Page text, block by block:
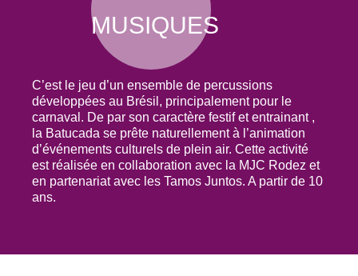
MUSIQUES
C’est le jeu d’un ensemble de percussions
développées au Brésil, principalement pour le
carnaval. De par son caractère festif et entrainant ,
la Batucada se prête naturellement à l’animation
d’événements culturels de plein air. Cette activité
est réalisée en collaboration avec la MJC Rodez et
en partenariat avec les Tamos Juntos. A partir de 10
ans.